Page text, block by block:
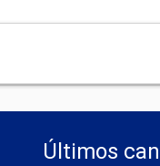
Últimos